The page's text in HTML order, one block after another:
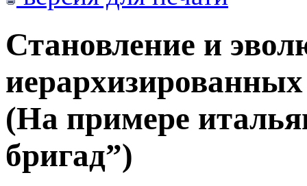
Становление и
(На примере
бригад”)